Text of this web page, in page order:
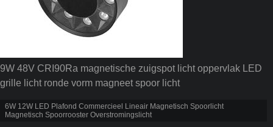
9W 48V CRI90Ra magnetische zuigspot licht oppervlak LED
grille licht ronde vorm magneet spoor licht
6W 12W LED Plafond Commercieel Lineair Magnetisch Spoorlicht
Magnetisch Spoorrooster Overstromingslicht